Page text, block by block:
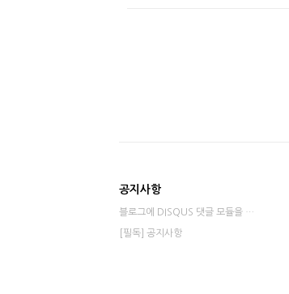
1-2. 리퍼나: "죽어, 죽어, 죽
"여길, 죽음으로 쓸어주마
공지사항
블로그에 DISQUS 댓글 모듈을 적용했습니다⋯
[필독] 공지사항